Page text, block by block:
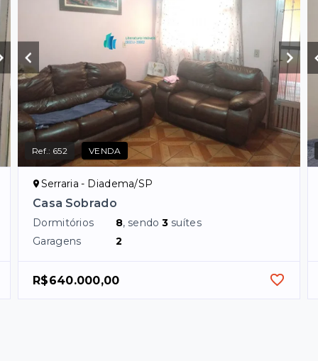
Ref.: 652 VENDA
Serraria - Diadema/SP
Casa Sobrado
Dormitórios 8, sendo3 suítes
Garagens
2
R$640.000,00